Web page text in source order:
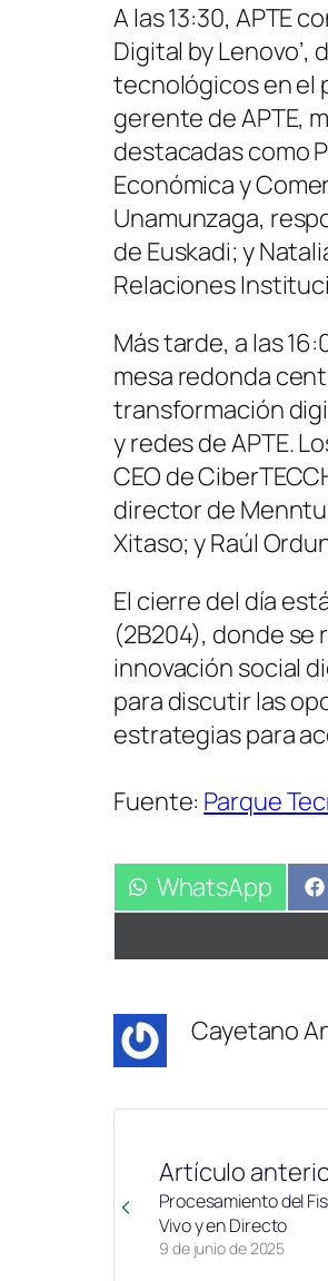
A las 13:30, APTE
Digital by
tecnológicos en el
gerente de APTE,
destacadas como
Económica y
Unamunzaga,
de Euskadi; y
Relaciones
Más tarde, a las
mesa redonda
transformación
y redes de APTE.
CEO de
director de
Xitaso; y Raúl
El cierre del día
(2B204), donde
innovación social
para discutir las
estrategias para
Fuente: Parque
Compartir
en
WhatsApp
Cayetano
Artículo
9 de junio de 2025
Procesamiento del
Vivo y en Directo